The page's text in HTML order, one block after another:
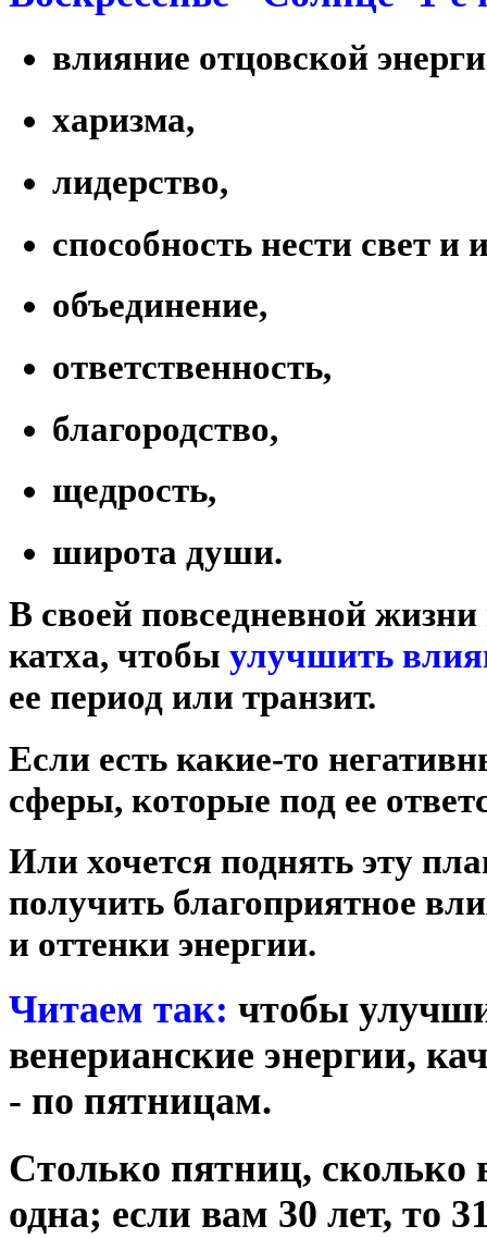
влияние отцовской
харизма,
лидерство,
способность нести свет и
объединение,
ответственность,
благородство,
щедрость,
широта души.
В своей повседневной
катха, чтобы улучшить
ее период или транзит.
Если есть какие-то
сферы, которые под ее
Или хочется поднять эту
получить благоприятное
и оттенки энергии.
Читаем так: чтобы
венерианские энергии,
- по пятницам.
Столько пятниц, сколько
одна; если вам 30 лет, то